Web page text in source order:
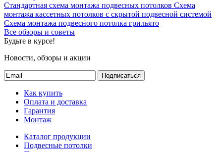
Стандартная схема монтажа подвесных потолков Схема
монтажа кассетных потолков с скрытой подвесной системой
Схема монтажа подвесного потолка грильято
Все обзоры и советы
Будьте в курсе!
Новости, обзоры и акции
Подписаться
Как купить
Оплата и доставка
Гарантия
Монтаж
Каталог продукции
Подвесные потолки